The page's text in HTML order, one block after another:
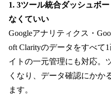
1. 3ツール統合ダッシュボ
なくていい
Googleアナリティクス・
oft Clarityのデータをすべて
イトの一元管理にも対応。
くなり、データ確認にかか
ます。